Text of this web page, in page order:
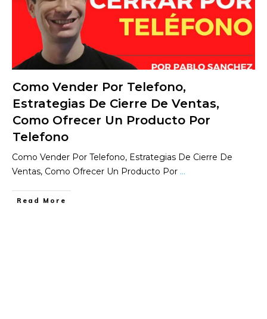
Como Vender Por Telefono,
Estrategias De Cierre De Ventas,
Como Ofrecer Un Producto Por
Telefono
Como Vender Por Telefono, Estrategias De Cierre De
Ventas, Como Ofrecer Un Producto Por ...
​Read More